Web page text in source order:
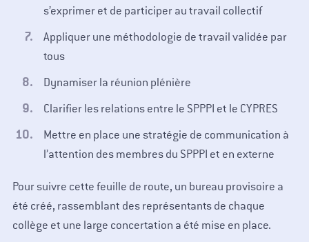
s’exprimer et de participer au travail collectif
Appliquer une méthodologie de travail validée par
tous
Dynamiser la réunion plénière
Clarifier les relations entre le SPPPI et le CYPRES
Mettre en place une stratégie de communication à
l’attention des membres du SPPPI et en externe
Pour suivre cette feuille de route, un bureau provisoire a
été créé, rassemblant des représentants de chaque
collège et une large concertation a été mise en place.